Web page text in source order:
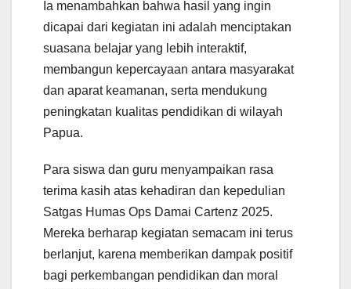
Ia menambahkan bahwa hasil yang ingin
dicapai dari kegiatan ini adalah menciptakan
suasana belajar yang lebih interaktif,
membangun kepercayaan antara masyarakat
dan aparat keamanan, serta mendukung
peningkatan kualitas pendidikan di wilayah
Papua.
Para siswa dan guru menyampaikan rasa
terima kasih atas kehadiran dan kepedulian
Satgas Humas Ops Damai Cartenz 2025.
Mereka berharap kegiatan semacam ini terus
berlanjut, karena memberikan dampak positif
bagi perkembangan pendidikan dan moral